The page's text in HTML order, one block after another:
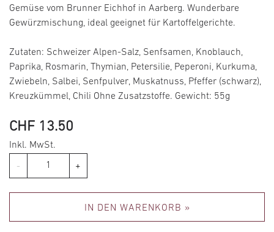
Gemüse vom Brunner Eichhof in Aarberg. Wunderbare
Gewürzmischung, ideal geeignet für Kartoffelgerichte.
Zutaten: Schweizer Alpen-Salz, Senfsamen, Knoblauch,
Paprika, Rosmarin, Thymian, Petersilie, Peperoni, Kurkuma,
Zwiebeln, Salbei, Senfpulver, Muskatnuss, Pfeffer (schwarz),
Kreuzkümmel, Chili Ohne Zusatzstoffe. Gewicht: 55g
CHF 13.50
Inkl. MwSt.
- +
IN DEN WARENKORB »